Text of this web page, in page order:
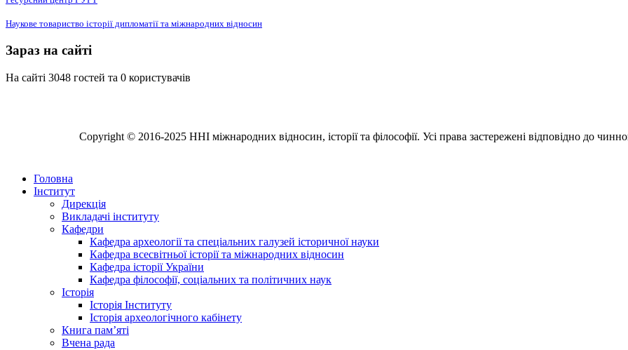
Наукове товариство історії дипломатії та міжнародних відносин
Зараз на сайті
На сайті 3048 гостей та 0 користувачів
Copyright © 2016-2025 ННІ міжнародних відносин, історії та філософії. Усі права застережені відповідно до
Головна
Інститут
Дирекція
Викладачі інституту
Кафедри
Кафедра археології та спеціальних галузей історичної науки
Кафедра всесвітньої історії та міжнародних відносин
Кафедра історії України
Кафедра філософії, соціальних та політичних наук
Історія
Історія Інституту
Історія археологічного кабінету
Книга памʼяті
Вчена рада